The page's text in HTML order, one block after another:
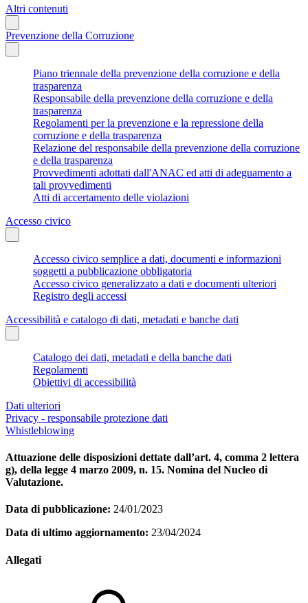
Altri contenuti
Prevenzione della Corruzione
Piano triennale della prevenzione della corruzione e della
trasparenza
Responsabile della prevenzione della corruzione e della
trasparenza
Regolamenti per la prevenzione e la repressione della
corruzione e della trasparenza
Relazione del responsabile della prevenzione della corruzione
e della trasparenza
Provvedimenti adottati dall'ANAC ed atti di adeguamento a
tali provvedimenti
Atti di accertamento delle violazioni
Accesso civico
Accesso civico semplice a dati, documenti e informazioni
soggetti a pubblicazione obbligatoria
Accesso civico generalizzato a dati e documenti ulteriori
Registro degli accessi
Accessibilità e catalogo di dati, metadati e banche dati
Catalogo dei dati, metadati e della banche dati
Regolamenti
Obiettivi di accessibilità
Dati ulteriori
Privacy - responsabile protezione dati
Whistleblowing
Attuazione delle disposizioni dettate dall’art. 4, comma 2 lettera
g), della legge 4 marzo 2009, n. 15. Nomina del Nucleo di
Valutazione.
Data di pubblicazione: 24/01/2023
Data di ultimo aggiornamento: 23/04/2024
Allegati